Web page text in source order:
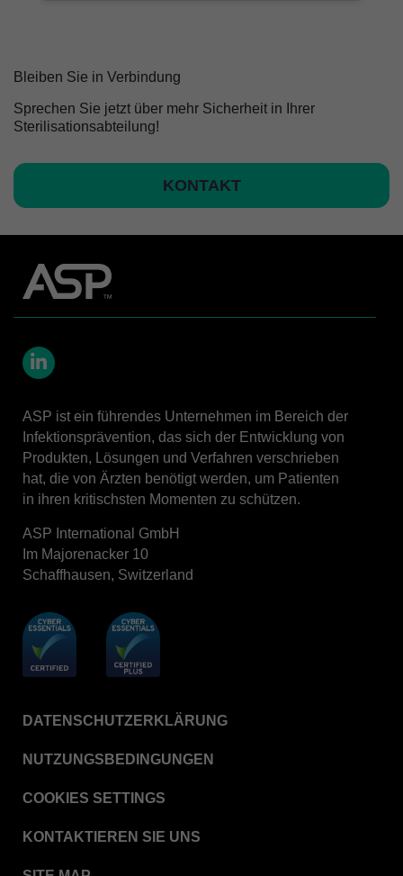
Bleiben Sie in Verbindung
Sprechen Sie jetzt über mehr Sicherheit in Ihrer
Sterilisationsabteilung!
KONTAKT
ASP ist ein führendes Unternehmen im Bereich der
Infektionsprävention, das sich der Entwicklung von
Produkten, Lösungen und Verfahren verschrieben
hat, die von Ärzten benötigt werden, um Patienten
in ihren kritischsten Momenten zu schützen.
ASP International GmbH
Im Majorenacker 10
Schaffhausen, Switzerland
DATENSCHUTZERKLÄRUNG
NUTZUNGSBEDINGUNGEN
COOKIES SETTINGS
KONTAKTIEREN SIE UNS